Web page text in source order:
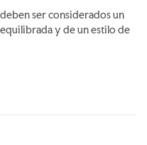
ser considerados un
y de un estilo de